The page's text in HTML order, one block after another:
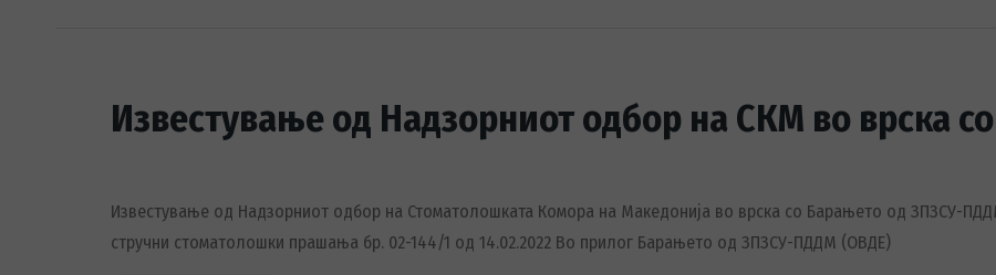
Известување од Надзорниот одбор на СКМ во врска
Известување од Надзорниот одбор на Стоматолошката Комора на Македонија во врска со Барањето од ЗПЗСУ-
стручни стоматолошки прашања бр. 02-144/1 од 14.02.2022 Во прилог Барањето од ЗПЗСУ-ПДДМ (ОВДЕ)